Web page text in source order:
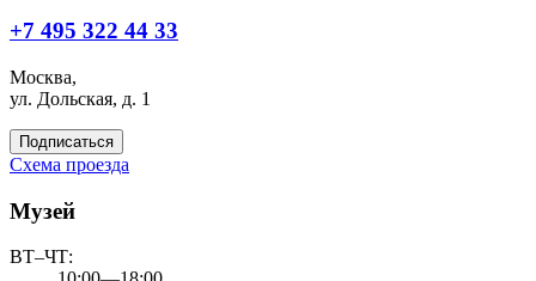
+7 495 322 44 33
Москва,
ул. Дольская, д. 1
Подписаться
Схема проезда
Музей
ВТ–ЧТ: